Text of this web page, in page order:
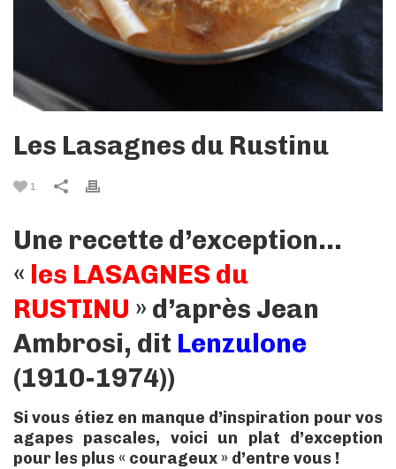
Les Lasagnes du Rustinu
1
Une recette d’exception…
« les LASAGNES du
RUSTINU » d’après Jean
Ambrosi, dit Lenzulone
(1910-1974))
Si vous étiez en manque d’inspiration pour vos
agapes pascales, voici un plat d’exception
pour les plus « courageux » d’entre vous !